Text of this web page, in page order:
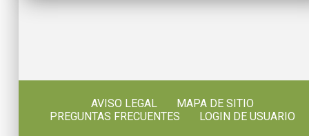
AVISO LEGAL
MAPA DE SITIO
PREGUNTAS FRECUENTES
LOGIN DE USUARIO